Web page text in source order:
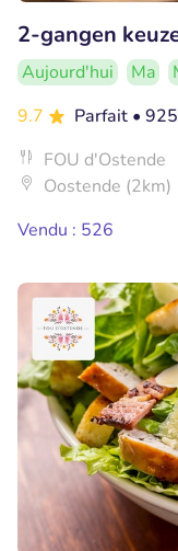
2-gangen
Aujourd'hui Ma
9.7
Parfait •
FOU d'Ostende
Oostende (2km)
Vendu : 526